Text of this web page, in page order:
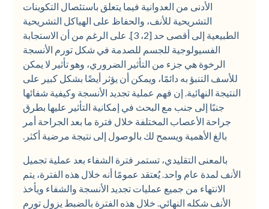
الأدنى من العدوانية فيما يتعلق باستئصال التكوينات
التشريحية للأنف، والحفاظ على الهياكل التشريحية
الطبيعية إلى أقصى حد [2، 3]. على الرغم من أن الاستجابة
الفسيولوجية للجسم للصدمة في شكل تورم الأنسجة
الرخوة هي جزء من التأثير الضروري، وهو تأثير لا يمكن
للأسف التنبؤ به دائمًا، ويمكن أن يؤثر أيضًا بشكل كبير على
النتيجة النهائية. إن فهم عملية تجديد الأنسجة وكيفية شفائها
جنبًا إلى جنب مع البحث في إمكانية التأثير عليها بطرق
جراحة الأعصاب المختلفة خلال فترة ما بعد الجراحة أمر
بالغ الأهمية ويسمح لك بالوصول إلى نتيجة مرضية أكثر.
بالمعنى التقليدي، تستمر فترة الشفاء بعد عملية تجميل
الأنف لمدة عام واحد. يُعتقد عمومًا أنه خلال هذه الفترة، يتم
الانتهاء من جميع عمليات تجديد الأنسجة والشفاء ويأخذ
الأنف شكله النهائي. خلال هذه الفترة بالضبط يزول تورم